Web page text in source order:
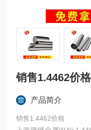
销售1.4462价格
产品简介
销售1.4462价格